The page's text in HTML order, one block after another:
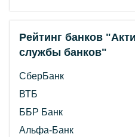
Рейтинг банков
службы банков"
СберБанк
ВТБ
ББР Банк
Альфа-Банк